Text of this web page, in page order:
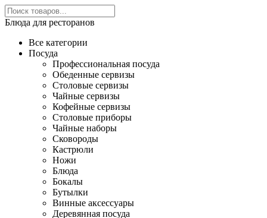
Блюда для ресторанов
Все категории
Посуда
Профессиональная посуда
Обеденные сервизы
Столовые сервизы
Чайные сервизы
Кофейные сервизы
Столовые приборы
Чайные наборы
Сковороды
Кастрюли
Ножи
Блюда
Бокалы
Бутылки
Винные аксессуары
Деревянная посуда